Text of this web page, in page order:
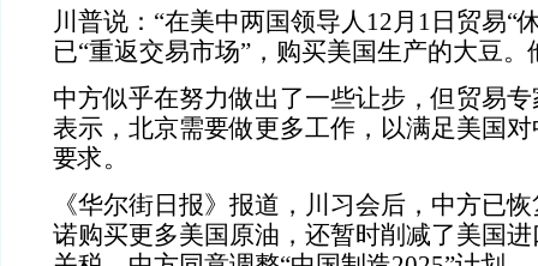
川普说：“在美中两国领导人12月1日贸易“
已“重返交易市场”，购买美国生产的大豆。
中方似乎在努力做出了一些让步，但贸易
表示，北京需要做更多工作，以满足美国
要求。
《华尔街日报》报道，川习会后，中方已
诺购买更多美国原油，还暂时削减了美国